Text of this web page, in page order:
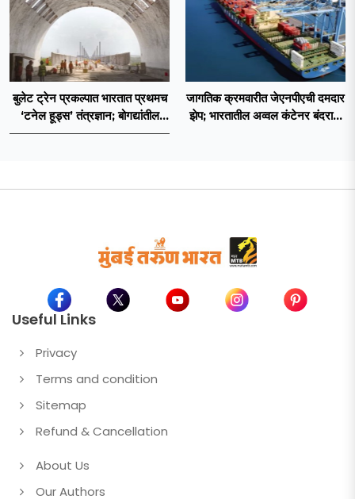
बुलेट ट्रेन प्रकल्पात भारतात प्रथमच
‘टनेल हूड्स’ तंत्रज्ञान; बोगद्यांतील
दाबलहरी आणि आवाजावर
जागतिक क्रमवारीत जेएनपीएची दमदार
झेप; भारतातील अव्वल कंटेनर बंदराचा
Useful Links
Privacy
Terms and condition
Sitemap
Refund & Cancellation
About Us
Our Authors